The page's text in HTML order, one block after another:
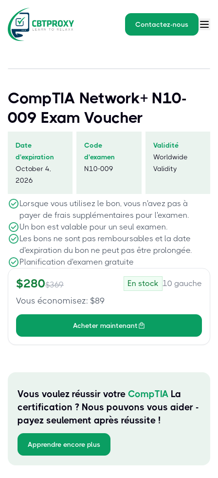
Contactez-nous
CompTIA Network+ N10-
009 Exam Voucher
Date
d'expiration
October 4,
2026
Code
d'examen
N10-009
Validité
Worldwide
Validity
Lorsque vous utilisez le bon, vous n'avez pas à
payer de frais supplémentaires pour l'examen.
Un bon est valable pour un seul examen.
Les bons ne sont pas remboursables et la date
d'expiration du bon ne peut pas être prolongée.
Planification d'examen gratuite
$280$369 En stock 10 gauche
Vous économisez: $89
Acheter maintenant
Vous voulez réussir votre CompTIA La
certification ? Nous pouvons vous aider -
payez seulement après réussite !
Apprendre encore plus